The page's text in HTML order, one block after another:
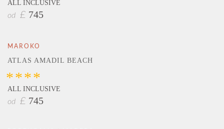
ALL INCLUSIVE
od £ 745
MAROKO
ATLAS AMADIL BEACH
****
ALL INCLUSIVE
od £ 745